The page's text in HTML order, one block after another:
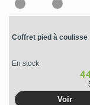
Coffret pied à coulisse
En stock
Voir